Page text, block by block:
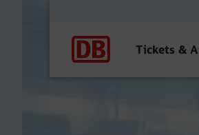
Tickets &
Heilbronn Hbf